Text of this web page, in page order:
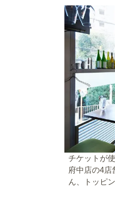
チケットが
府中店の4店
ん、トッピ